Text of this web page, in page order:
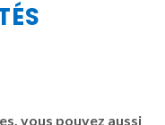
vous pouvez aussi